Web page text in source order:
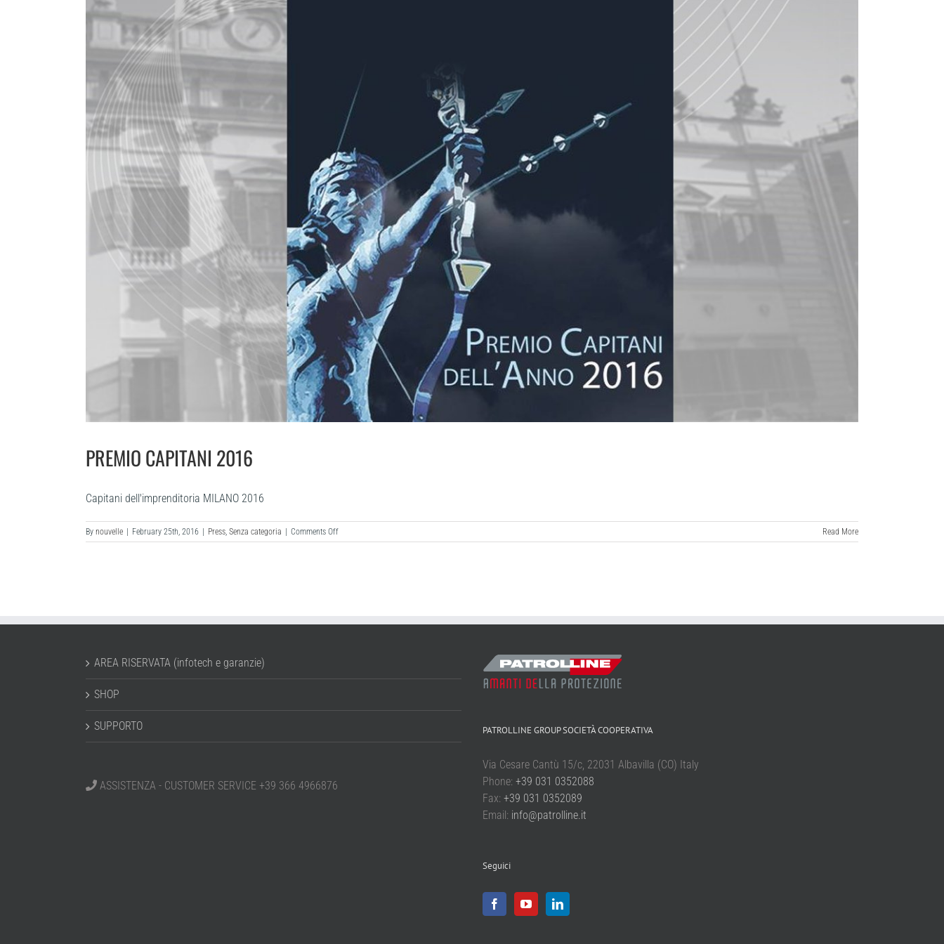
PREMIO CAPITANI 2016
Capitani dell'imprenditoria MILANO 2016
By nouvelle February 25th, 2016 Press, Senza categoria Comments Offon
PREMIO
Read More
AREA RISERVATA (infotech e garanzie)
SHOP
SUPPORTO
ASSISTENZA - CUSTOMER SERVICE +39 366 4966876
PATROLLINE GROUP SOCIETÀ COOPERATIVA
Via Cesare Cantù 15/c, 22031 Albavilla (CO) Italy
Phone: +39 031 0352088
Fax: +39 031 0352089
Email: info@patrolline.it
Seguici